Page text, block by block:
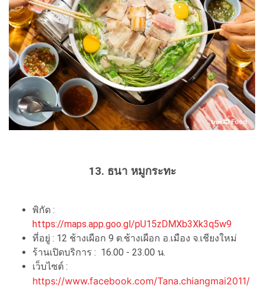
13. ธนา หมูกระทะ
พิกัด :
https://maps.app.goo.gl/pU15zDMXb3Xk3q5w9
ที่อยู่ : 12 ช้างเผือก 9 ต.ช้างเผือก อ.เมือง จ.เชียงใหม่
ร้านเปิดบริการ : 16.00 - 23.00 น.
เว็บไซต์ :
https://www.facebook.com/Tana.chiangmai2011/